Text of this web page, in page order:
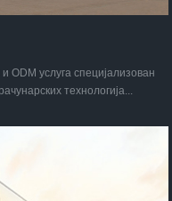
услуга специјализован
технологија...